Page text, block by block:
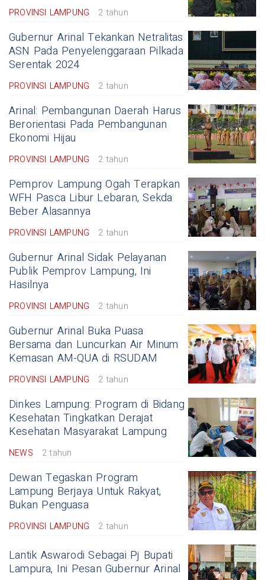
PROVINSI LAMPUNG 2 tahun
Gubernur Arinal Tekankan Netralitas
ASN Pada Penyelenggaraan Pilkada
Serentak 2024
PROVINSI LAMPUNG 2 tahun
Arinal: Pembangunan Daerah Harus
Berorientasi Pada Pembangunan
Ekonomi Hijau
PROVINSI LAMPUNG 2 tahun
Pemprov Lampung Ogah Terapkan
WFH Pasca Libur Lebaran, Sekda
Beber Alasannya
PROVINSI LAMPUNG 2 tahun
Gubernur Arinal Sidak Pelayanan
Publik Pemprov Lampung, Ini
Hasilnya
PROVINSI LAMPUNG 2 tahun
Gubernur Arinal Buka Puasa
Bersama dan Luncurkan Air Minum
Kemasan AM-QUA di RSUDAM
PROVINSI LAMPUNG 2 tahun
Dinkes Lampung: Program di Bidang
Kesehatan Tingkatkan Derajat
Kesehatan Masyarakat Lampung
NEWS 2 tahun
Dewan Tegaskan Program
Lampung Berjaya Untuk Rakyat,
Bukan Penguasa
PROVINSI LAMPUNG 2 tahun
Lantik Aswarodi Sebagai Pj Bupati
Lampura, Ini Pesan Gubernur Arinal